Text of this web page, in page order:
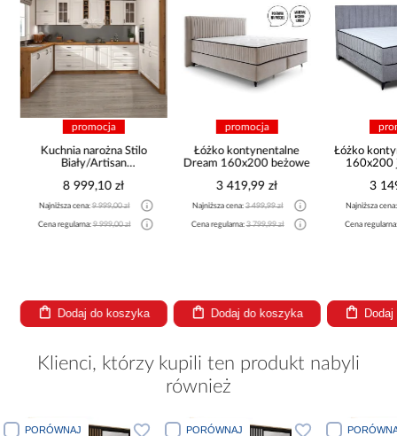
promocja
Kuchnia narożna Stilo
Biały/Artisan
8 999,10 zł
Najniższa cena:9 999,00 zł
Cena regularna:9 999,00 zł
Dodaj do koszyka
promocja
Łóżko kontynentalne
Dream 160x200 beżowe
3 419,99 zł
Najniższa cena:3 499,99 zł
Cena regularna:3 799,99 zł
Dodaj do koszyka
Łóżko
160x200
3
Najniższa
Cena
Klienci, którzy kupili ten produkt nabyli
również
PORÓWNAJ PORÓWNAJ